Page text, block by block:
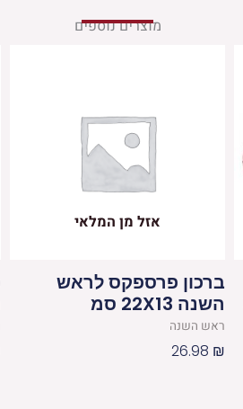
מוצרים נוספים
אזל מן המלאי
ברכון פרספקס לראש
השנה 22X13 סמ
ראש השנה
26.98 ₪